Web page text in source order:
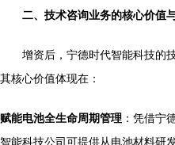
二、技术咨询业务的核心价值
增资后，宁德时代智能科技的
其核心价值体现在：
赋能电池全生命周期管理 ：凭借宁
智能科技公司可提供从电池材料研